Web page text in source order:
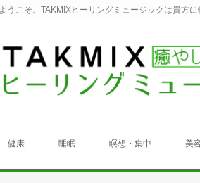
うこそ。TAKMIXヒーリングミュージックは貴方
健康 睡眠 瞑想・集中 美